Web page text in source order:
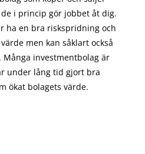
i princip görjobbet åt dig.
ha en bra riskspridning och
men kan såklart också
investmentbolag är
under lång tid gjort bra
ökat bolagets värde.